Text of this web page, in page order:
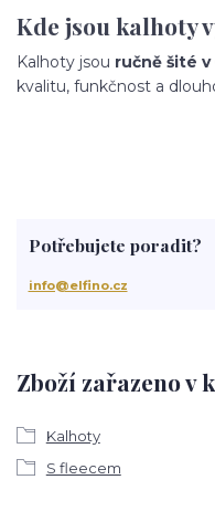
Kde jsou kalhoty
Kalhoty jsou ručně šité
kvalitu, funkčnost a
Zboží zařazeno v
Kalhoty
S fleecem
Potřebujete poradit?
info@elfino.cz